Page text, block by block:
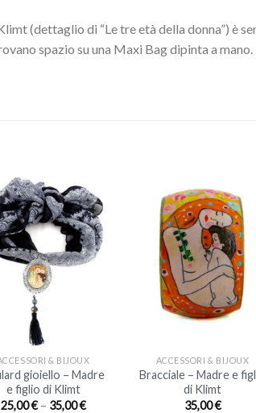
(dettaglio di “Le tre età della donna”) è
spazio su una Maxi Bag dipinta a mano.
& BIJOUX
gioiello – Madre
e figlio di Klimt
25,00€– 35,00€
ACCESSORI & BIJOUX
Bracciale – Madre e
di Klimt
35,00€